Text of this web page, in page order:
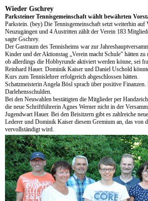
Wieder Gschrey
Parksteiner Tennisgemeinschaft wählt bewährten
Parkstein. (bey) Die Tennisgemeinschaft setzt weiterhin
Neuzugängen und 4 Austritten zählt der Verein 183
sagte Gschrey.
Der Gastraum des Tennisheims war zur
Kinder und der Aktionstag „Verein macht Schule" hätten
ob allerdings die Hobbyrunde aktiviert werden könne, sei
Reinhard Hauer. Dominik Kaiser und Daniel Uschold
Kurs zum Tennislehrer erfolgreich abgeschlossen hätten.
Schatzmeisterin Angela Bösl sprach über positive
Darlehensschulden.
Bei den Neuwahlen bestätigten die Mitglieder per
die neue Schriftführerin Agnes Werner nicht in der
Jugendwart Hauer. Bei den Beisitzern gibt es zahlreiche
Lederer und Dominik Kaiser diesem Gremium an, das von
vervollständigt wird.